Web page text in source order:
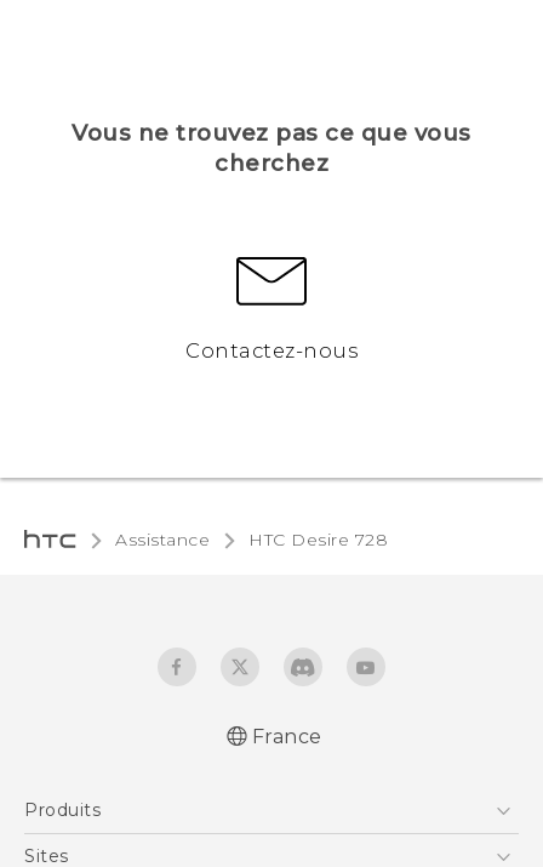
Vous ne trouvez pas ce que vous
cherchez
Contactez-nous
Assistance HTC Desire 728‎
France
Produits
Smartphones
Sites